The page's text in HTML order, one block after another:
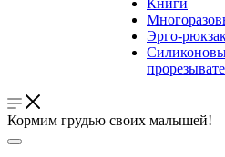
Книги
Эрго-
Кормим грудью своих малышей!